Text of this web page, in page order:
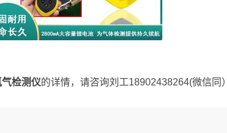
检测仪的详情，请咨询刘工18902438264(微信同）